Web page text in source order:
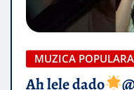
MUZICA POPULARA
Ah lele dado​